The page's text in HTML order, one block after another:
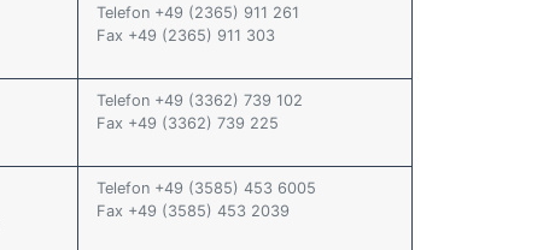
Telefon +49 (2365) 911 261
Fax +49 (2365) 911 303
Telefon +49 (3362) 739 102
Fax +49 (3362) 739 225
Telefon +49 (3585) 453 6005
Fax +49 (3585) 453 2039